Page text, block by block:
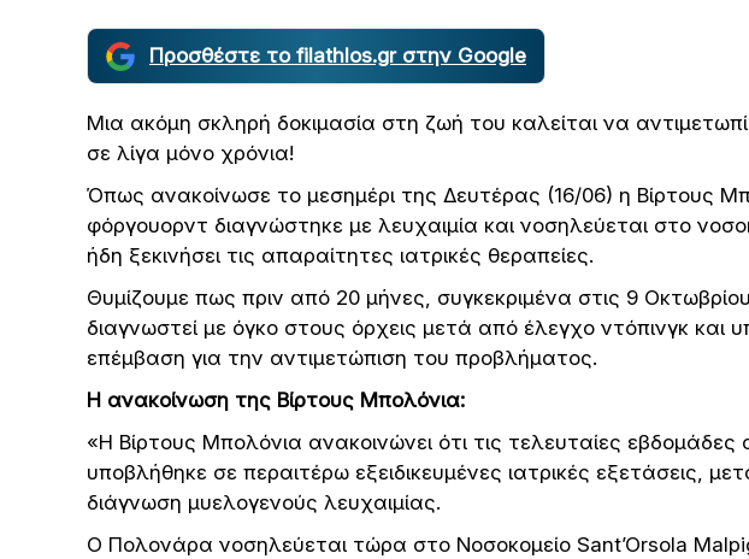
Προσθέστε το filathlos.gr στην Google
Μια ακόμη σκληρή δοκιμασία στη ζωή του καλείται να
σε λίγα μόνο χρόνια!
Όπως ανακοίνωσε το μεσημέρι της Δευτέρας (16/06) η Βίρτους
φόργουορντ διαγνώστηκε με λευχαιμία και νοσηλεύεται στο
ήδη ξεκινήσει τις απαραίτητες ιατρικές θεραπείες.
Θυμίζουμε πως πριν από 20 μήνες, συγκεκριμένα στις 9
διαγνωστεί με όγκο στους όρχεις μετά από έλεγχο ντόπινγκ και
επέμβαση για την αντιμετώπιση του προβλήματος.
Η ανακοίνωση της Βίρτους Μπολόνια:
«Η Βίρτους Μπολόνια ανακοινώνει ότι τις τελευταίες
υποβλήθηκε σε περαιτέρω εξειδικευμένες ιατρικές εξετάσεις,
διάγνωση μυελογενούς λευχαιμίας.
Ο Πολονάρα νοσηλεύεται τώρα στο Νοσοκομείο Sant’Orsola